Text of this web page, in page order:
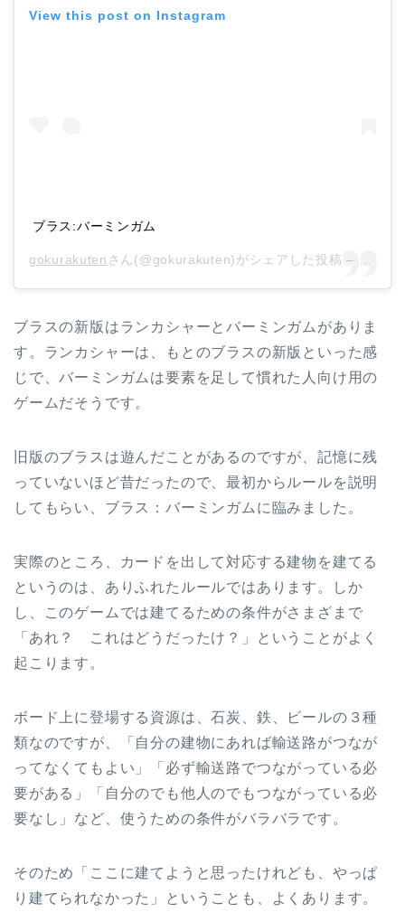
View this post on Instagram
ブラス:バーミンガム
gokurakuten さん(@gokurakuten)がシェアした投稿 – 2018
ブラスの新版はランカシャーとバーミンガムがありま
す。ランカシャーは、もとのブラスの新版といった感
じで、バーミンガムは要素を足して慣れた人向け用の
ゲームだそうです。
旧版のブラスは遊んだことがあるのですが、記憶に残
っていないほど昔だったので、最初からルールを説明
してもらい、ブラス：バーミンガムに臨みました。
実際のところ、カードを出して対応する建物を建てる
というのは、ありふれたルールではあります。しか
し、このゲームでは建てるための条件がさまざまで
「あれ？ これはどうだったけ？」ということがよく
起こります。
ボード上に登場する資源は、石炭、鉄、ビールの３種
類なのですが、「自分の建物にあれば輸送路がつなが
ってなくてもよい」「必ず輸送路でつながっている必
要がある」「自分のでも他人のでもつながっている必
要なし」など、使うための条件がバラバラです。
そのため「ここに建てようと思ったけれども、やっぱ
り建てられなかった」ということも、よくあります。